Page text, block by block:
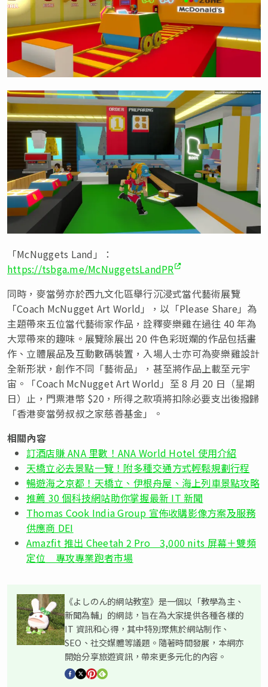
「McNuggets Land」：
https://tsbga.me/McNuggetsLandPR
同時，麥當勞亦於西九文化區舉行沉浸式當代藝術展覽
「Coach McNugget Art World」，以「Please Share」為
主題帶來五位當代藝術家作品，詮釋麥樂雞在過往 40 年為
大眾帶來的趣味。展覽除展出 20 件色彩斑斕的作品包括畫
作、立體展品及互動數碼裝置，入場人士亦可為麥樂雞設計
全新形狀，創作不同「藝術品」，甚至將作品上載至元宇
宙。「Coach McNugget Art World」至 8 月 20 日（星期
日）止，門票港幣 $20，所得之款項將扣除必要支出後撥歸
「香港麥當勞叔叔之家慈善基金」。
相關內容
訂酒店賺 ANA 里數！ANA World Hotel 使用介紹
天橋立必去景點一覽！附多種交通方式輕鬆規劃行程
暢遊海之京都！天橋立、伊根舟屋、海上列車景點攻略
推薦 30 個科技網站助你掌握最新 IT 新聞
Thomas Cook India Group 宣佈收購影像方案及服務
供應商 DEI
Amazfit 推出 Cheetah 2 Pro 3,000 nits 屏幕＋雙頻
定位 專攻專業跑者市場
《よしのん的網站教室》是一個以「教學為主、
新聞為輔」的網誌，旨在為大家提供各種各樣的
IT 資訊和心得，其中特別聚焦於網站制作、
SEO、社交媒體等議題。隨著時間發展，本網亦
開始分享旅遊資訊，帶來更多元化的內容。